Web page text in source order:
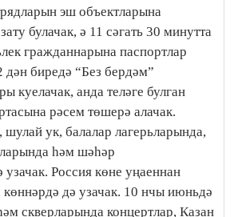
эш объектларына
булачак, ә 11 сәгать 30 минутта
гражданнарына паспортлар
биредә “Без бердәм”
куелачак, анда теләге булган
рәсем төшерә алачак.
ук, балалар лагерьларында,
һәм шәһәр
узачак. Россия көне уңаеннан
көннәрдә дә узачак. 10 нчы июньдә
скверларында концертлар, Казан